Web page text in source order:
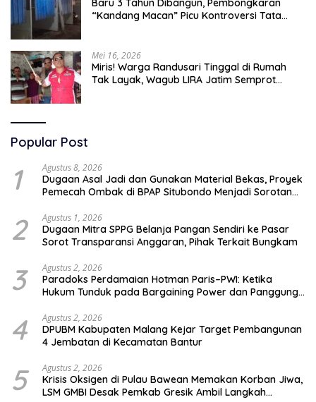
Baru 3 Tahun Dibangun, Pembongkaran
“Kandang Macan” Picu Kontroversi Tata
Mei 16, 2026
Miris! Warga Randusari Tinggal di Rumah
Tak Layak, Wagub LIRA Jatim Semprot
Popular Post
1 Agustus 8, 2026
Dugaan Asal Jadi dan Gunakan Material Bekas, Proyek
Pemecah Ombak di BPAP Situbondo Menjadi Sorotan
2 Agustus 1, 2026
Dugaan Mitra SPPG Belanja Pangan Sendiri ke Pasar
Sorot Transparansi Anggaran, Pihak Terkait Bungkam
3 Agustus 2, 2026
Paradoks Perdamaian Hotman Paris–PWI: Ketika
Hukum Tunduk pada Bargaining Power dan Panggung
4 Agustus 2, 2026
DPUBM Kabupaten Malang Kejar Target Pembangunan
4 Jembatan di Kecamatan Bantur
5 Agustus 2, 2026
Krisis Oksigen di Pulau Bawean Memakan Korban Jiwa,
LSM GMBI Desak Pemkab Gresik Ambil Langkah